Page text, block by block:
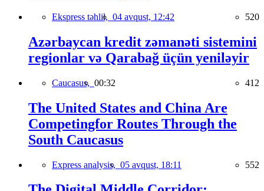
Ekspress təhlil, 04 avqust, 12:42 520
Azərbaycan kredit zəmanəti sistemini
regionlar və Qarabağ üçün yeniləyir
Caucasus, 00:32 412
The United States and China Are
Competingfor Routes Through the
South Caucasus
Express analysis, 05 avqust, 18:11 552